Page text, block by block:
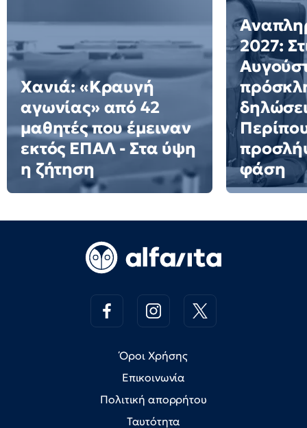
Χανιά: «Κραυγή
αγωνίας» από 42
μαθητές που έμειναν
εκτός ΕΠΑΛ - Στα ύψη
η ζήτηση
2027:
φάση
Όροι Χρήσης
Επικοινωνία
Πολιτική απορρήτου
Ταυτότητα